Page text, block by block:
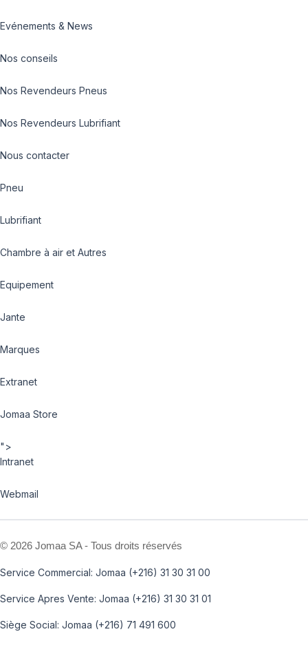
Evénements & News
Nos conseils
Nos Revendeurs Pneus
Nos Revendeurs Lubrifiant
Nous contacter
Pneu
Lubrifiant
Chambre à air et Autres
Equipement
Jante
Marques
Extranet
Jomaa Store
">
Intranet
Webmail
© 2026 Jomaa SA - Tous droits réservés
Service Commercial: Jomaa (+216) 31 30 31 00
Service Apres Vente: Jomaa (+216) 31 30 31 01
Siège Social: Jomaa (+216) 71 491 600